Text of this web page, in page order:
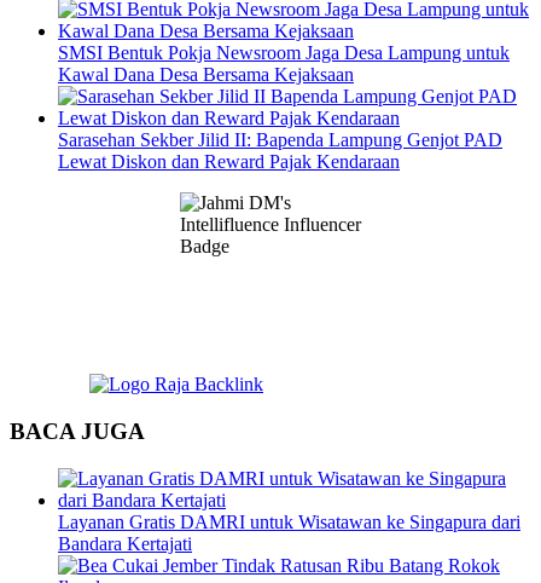
SMSI Bentuk Pokja Newsroom Jaga Desa Lampung untuk
Kawal Dana Desa Bersama Kejaksaan
Sarasehan Sekber Jilid II: Bapenda Lampung Genjot PAD
Lewat Diskon dan Reward Pajak Kendaraan
BACA JUGA
Layanan Gratis DAMRI untuk Wisatawan ke Singapura dari
Bandara Kertajati